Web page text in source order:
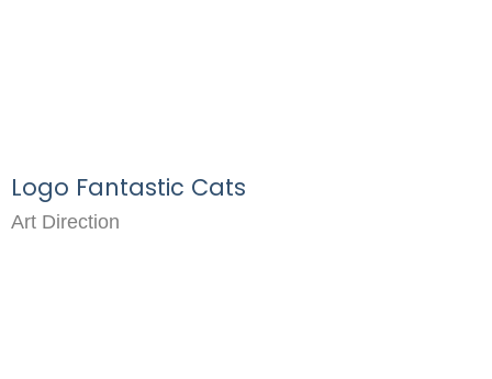
Logo Fantastic Cats
Art Direction